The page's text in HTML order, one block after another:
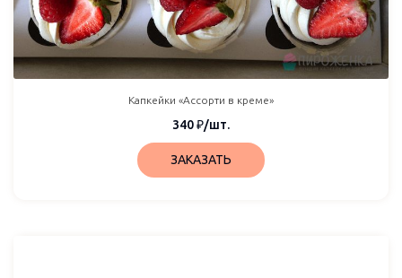
Капкейки «Ассорти в креме»
340₽/шт.
ЗАКАЗАТЬ